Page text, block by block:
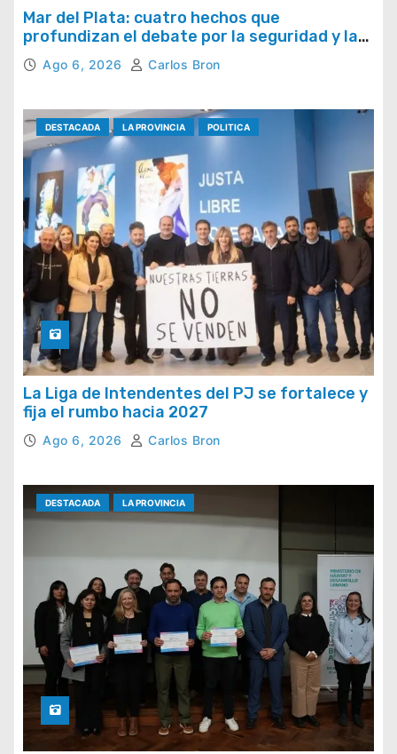
Mar del Plata: cuatro hechos que
profundizan el debate por la seguridad y la
respuesta del Estado
Ago 6, 2026 Carlos Bron
DESTACADA LA PROVINCIA POLITICA
La Liga de Intendentes del PJ se fortalece y
fija el rumbo hacia 2027
Ago 6, 2026 Carlos Bron
DESTACADA LA PROVINCIA